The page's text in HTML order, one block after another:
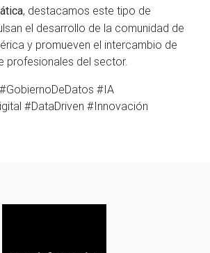
, destacamos este tipo de
el desarrollo de la comunidad de
y promueven el intercambio de
profesionales del sector.
#IA
#DataDriven #Innovación